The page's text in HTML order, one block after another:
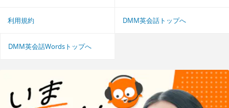
利用規約 DMM英会話トップへ
DMM英会話Wordsトップへ